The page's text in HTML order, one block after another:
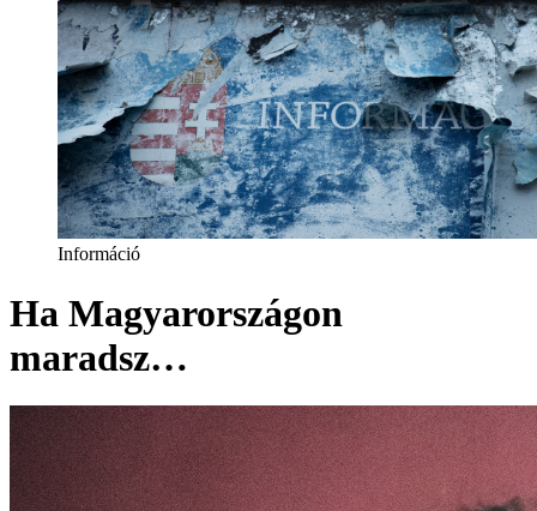
Információ
Ha Magyarországon
maradsz…